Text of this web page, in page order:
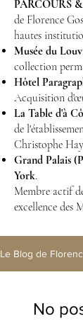
PARCOURS
de Florence
hautes
Musée du
collection
Hôtel
Acquisition
La Table d'à
de
Christophe
Grand Palais
York.
Membre actif
excellence des
Le Blog de
No